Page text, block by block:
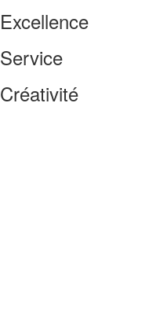
Excellence
Service
Créativité